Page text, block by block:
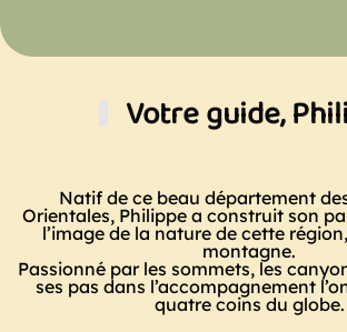
Votre guide,
Natif de ce beau département
Orientales, Philippe a construit son
l’image de la nature de cette
montagne.
Passionné par les sommets, les
ses pas dans l’accompagnement
quatre coins du globe.